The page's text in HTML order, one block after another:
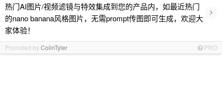
热门AI图片/视频滤镜与特效集成到您的产品内，如最近热门
的nano banana风格图片，无需prompt传图即可生成，欢迎大
家体验！
›
Promoted byColinTyler PRO